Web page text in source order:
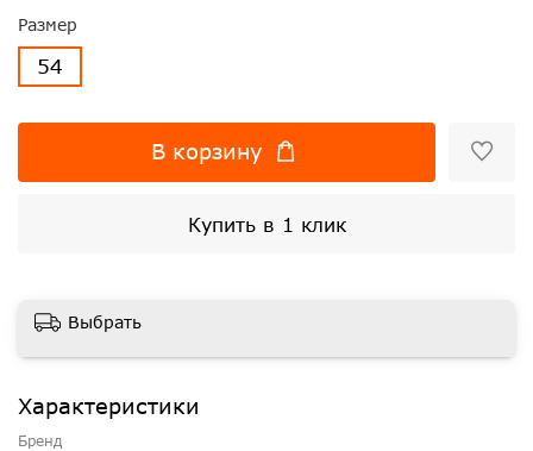
Размер
54
В корзину
Купить в 1 клик
Выбрать
Характеристики
Бренд